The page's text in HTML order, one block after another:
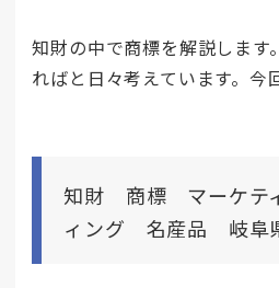
知財の中で商標を解説します
ればと日々考えています。今
知財 商標 マーケテ
ィング 名産品 岐阜